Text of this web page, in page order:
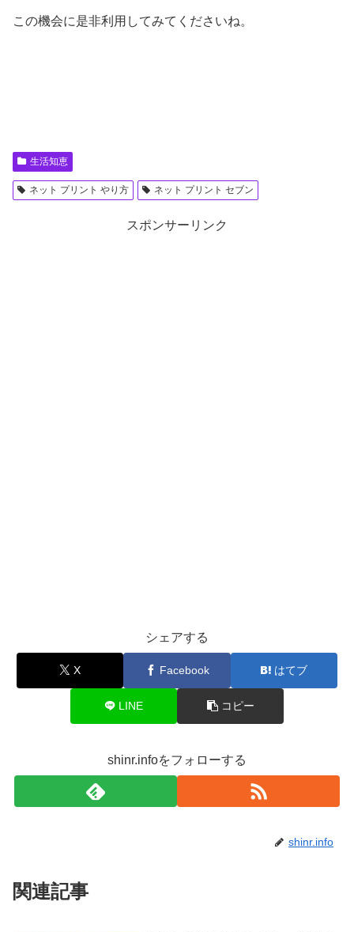
この機会に是非利用してみてくださいね。
生活知恵
ネット プリント やり方 ネット プリント セブン
スポンサーリンク
シェアする
X Facebook はてブ
LINE コピー
shinr.infoをフォローする
shinr.info
関連記事